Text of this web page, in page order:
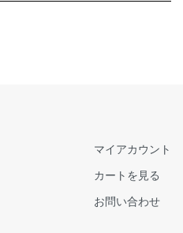
マイアカウント
カートを見る
お問い合わせ